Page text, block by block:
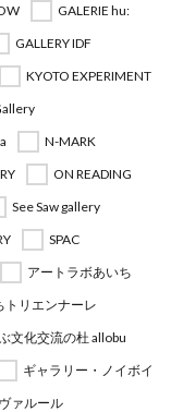
GALERIE hu:
GALLERY IDF
KYOTO EXPERIMENT
N-MARK
ON READING
See Saw gallery
SPAC
アートラボあいち
トリエンナーレ
文化交流の杜 allobu
ギャラリー・ノイボイ
ァルール